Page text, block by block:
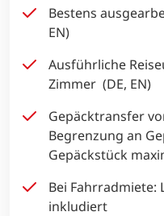
Bestens
EN)
Ausführliche
Zimmer (DE, EN)
Gepäcktransfer
Begrenzung an
Gepäckstück
Bei Fahrradmiete:
inkludiert